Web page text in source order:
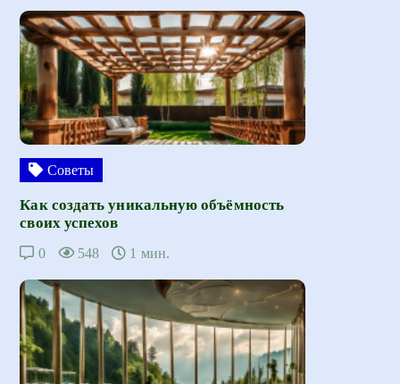
Советы
Как создать уникальную объёмность
своих успехов
0 548 1 мин.